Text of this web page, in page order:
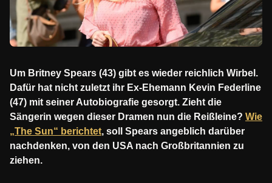
Um Britney Spears (43) gibt es wieder reichlich Wirbel.
Dafür hat nicht zuletzt ihr Ex-Ehemann Kevin Federline
(47) mit seiner Autobiografie gesorgt. Zieht die
Sängerin wegen dieser Dramen nun die Reißleine? Wie
„The Sun“ berichtet, soll Spears angeblich darüber
nachdenken, von den USA nach Großbritannien zu
ziehen.